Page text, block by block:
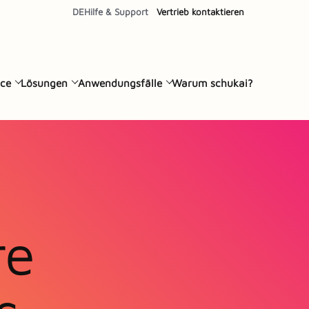
DEHilfe & Support Vertrieb kontaktieren
Lösungen Anwendungsfälle Warum schukai?